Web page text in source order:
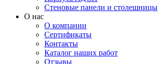
Стеновые панели и столешницы
О нас
О компании
Сертификаты
Контакты
Каталог наших работ
Отзывы